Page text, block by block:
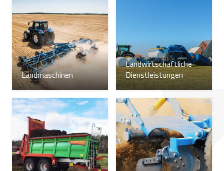
Landmaschinen
Landwirtschaftliche
Dienstleistungen